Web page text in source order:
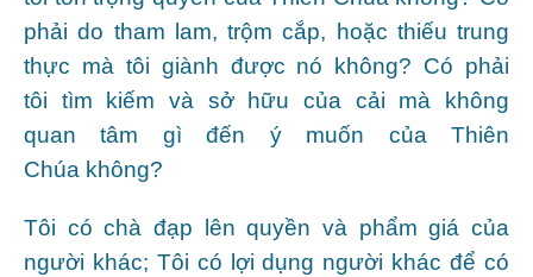
phải do tham lam, trộm cắp, hoặc thiếu trung
thực mà tôi giành được nó không? Có phải
tôi tìm kiếm và sở hữu của cải mà không
quan tâm gì đến ý muốn của Thiên
Chúa không?
Tôi có chà đạp lên quyền và phẩm giá của
người khác; Tôi có lợi dụng người khác để có